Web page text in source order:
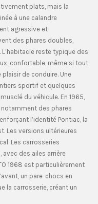
plats, mais la
à une calandre
agressive et
des phares doubles,
reste typique des
confortable, même si tout
de conduire. Une
sportif et quelques
du véhicule. En 1965,
notamment des phares
l’identité Pontiac, la
Les versions ultérieures
Les carrosseries
des ailes arrière
1968 est particulièrement
un pare-chocs en
la carrosserie, créant un